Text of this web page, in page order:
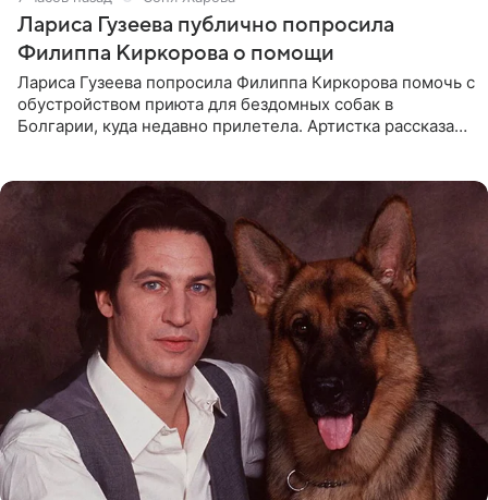
Лариса Гузеева публично попросила
Филиппа Киркорова о помощи
Лариса Гузеева попросила Филиппа Киркорова помочь с
обустройством приюта для бездомных собак в
Болгарии, куда недавно прилетела. Артистка рассказала